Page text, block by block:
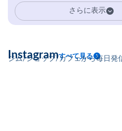
イマーの指を本気で
さらに表示
ジム/ショップ/カフェから毎日発
Instagramすべて見る